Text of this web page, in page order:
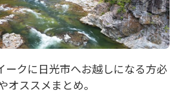
ークに日光市へお越しになる方必
オススメまとめ。